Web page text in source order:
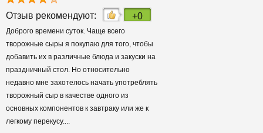
Отзыв рекомендуют: +0
Доброго времени суток. Чаще всего
творожные сыры я покупаю для того, чтобы
добавить их в различные блюда и закуски на
праздничный стол. Но относительно
недавно мне захотелось начать употреблять
творожный сыр в качестве одного из
основных компонентов к завтраку или же к
легкому перекусу....